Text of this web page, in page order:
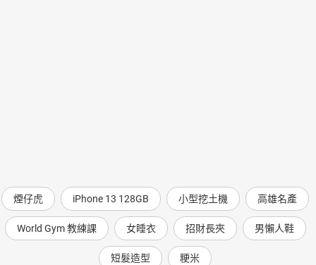
煙仔虎 iPhone 13 128GB 小型挖土機 高雄名產
World Gym 教練課 女睡衣 招財長夾 男懶人鞋
短髮造型 粳米